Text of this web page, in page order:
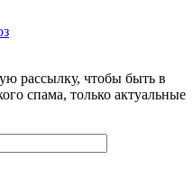
рассылку, чтобы быть в
спама, только актуальные